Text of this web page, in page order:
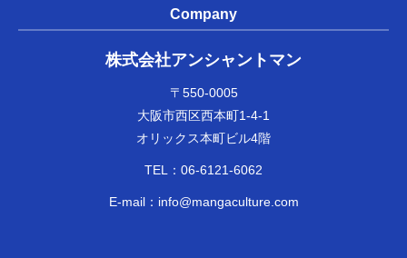
Company
株式会社アンシャントマン
〒550-0005
大阪市西区西本町1-4-1
オリックス本町ビル4階
TEL： 06-6121-6062
E-mail： info@mangaculture.com